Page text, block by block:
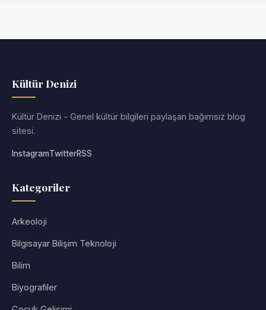
Kültür Denizi
Kültür Denizi - Genel kültür bilgileri paylaşan bağımsız blog
sitesi.
InstagramTwitterRSS
Kategoriler
Arkeoloji
Bilgisayar Bilişim Teknoloji
Bilim
Biyografiler